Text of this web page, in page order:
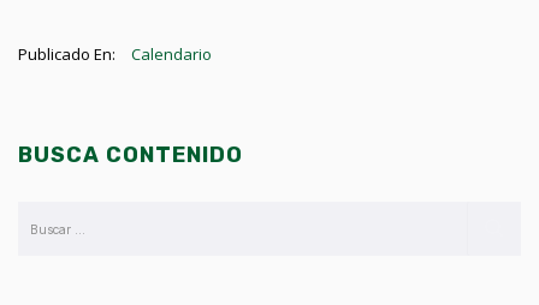
Publicado En: Calendario
BUSCA CONTENIDO